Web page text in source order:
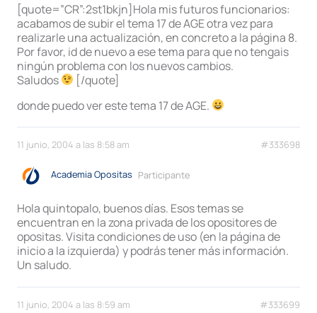
[quote=”CR”:2st1bkjn]Hola mis futuros funcionarios:
acabamos de subir el tema 17 de AGE otra vez para
realizarle una actualización, en concreto a la página 8.
Por favor, id de nuevo a ese tema para que no tengais
ningún problema con los nuevos cambios.
Saludos
[/quote]
donde puedo ver este tema 17 de AGE.
11 junio, 2004 a las 8:58 am #333698
Academia Opositas Participante
Hola quintopalo, buenos días. Esos temas se
encuentran en la zona privada de los opositores de
opositas. Visita condiciones de uso (en la página de
inicio a la izquierda) y podrás tener más información.
Un saludo.
11 junio, 2004 a las 8:59 am #333699